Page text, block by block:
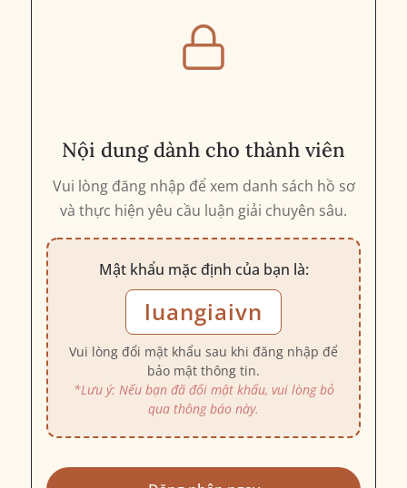
Nội dung dành cho thành viên
Vui lòng đăng nhập để xem danh sách hồ sơ
và thực hiện yêu cầu luận giải chuyên sâu.
Mật khẩu mặc định của bạn là:
luangiaivn
Vui lòng đổi mật khẩu sau khi đăng nhập để
bảo mật thông tin.
*Lưu ý: Nếu bạn đã đổi mật khẩu, vui lòng bỏ
qua thông báo này.